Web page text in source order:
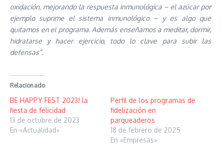
oxidación, mejorando la respuesta inmunológica – el azúcar por
ejemplo suprime el sistema inmunológico – y es algo que
quitamos en el programa. Además enseñamos a meditar, dormir,
hidratarse y hacer ejercicio, todo lo clave para subir las
defensas”.
Relacionado
BE HAPPY FEST 2023! la
fiesta de felicidad
13 de octubre de 2023
En «Actualidad»
Perfil de los programas de
fidelización en
parqueaderos
18 de febrero de 2025
En «Empresas»